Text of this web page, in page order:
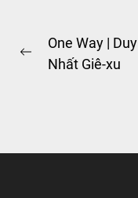
Post
navigation
Previous
One Way | Duy
Nhất Giê-xu